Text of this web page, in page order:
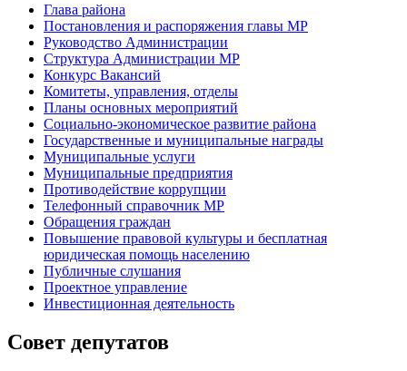
Глава района
Постановления и распоряжения главы МР
Руководство Администрации
Структура Администрации МР
Конкурс Вакансий
Комитеты, управления, отделы
Планы основных мероприятий
Социально-экономическое развитие района
Государственные и муниципальные награды
Муниципальные услуги
Муниципальные предприятия
Противодействие коррупции
Телефонный справочник МР
Обращения граждан
Повышение правовой культуры и бесплатная
юридическая помощь населению
Публичные слушания
Проектное управление
Инвестиционная деятельность
Совет депутатов